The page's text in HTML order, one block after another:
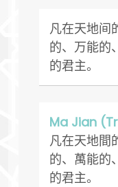
凡在天地
的、万能的
的君主。
Ma Jian
凡在天地間
的、萬能的
的君主。